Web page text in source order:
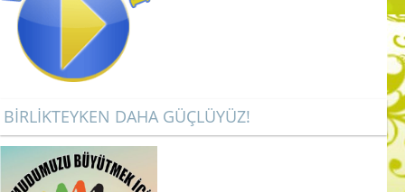
BİRLİKTEYKEN DAHA GÜÇLÜYÜZ!